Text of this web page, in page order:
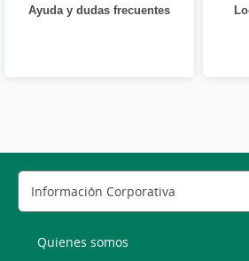
Ayuda y dudas frecuentes
Quienes somos